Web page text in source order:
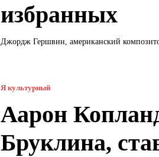
избранных
Джордж Гершвин, американский
Я культурный
Аарон
Бруклина,